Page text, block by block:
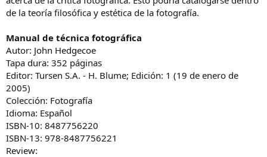
de la teoría filosófica y estética de la fotografía.
Manual de técnica fotográfica
Autor: John Hedgecoe
Tapa dura: 352 páginas
Editor: Tursen S.A. - H. Blume; Edición: 1 (19 de enero de
2005)
Colección: Fotografía
Idioma: Español
ISBN-10: 8487756220
ISBN-13: 978-8487756221
Review: